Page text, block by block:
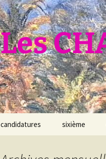
Les
candidatures sixième